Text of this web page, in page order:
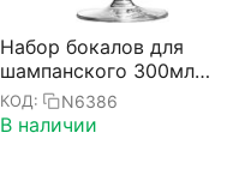
Набор бокалов для
шампанского 300мл
Macaron Fascination
D=95, H=191мм; 6 штук,
КОД: N6386
В наличии